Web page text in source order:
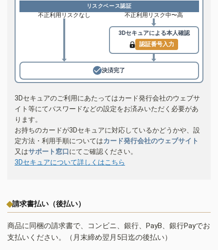
リスクベース認証
不正利用リスクなし 不正利用リスク中〜高
3Dセキュアによる本人確認
認証番号入力
決済完了
3Dセキュアのご利用にあたってはカード発行会社のウェブサ
イト等にてパスワードなどの設定をお済みいただく必要があ
ります。
お持ちのカードが3Dセキュアに対応しているかどうかや、設
定方法・利用手順についてはカード発行会社のウェブサイト
又はサポート窓口にてご確認ください。
3Dセキュアについて詳しくはこちら
請求書払い（後払い）
商品に同梱の請求書で、コンビニ、銀行、PayB、銀行Payでお
支払いください。（月末締め翌月5日迄の後払い）